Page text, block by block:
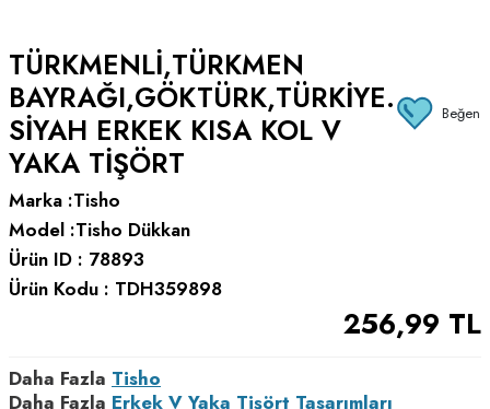
TÜRKMENLI,TÜRKMEN
BAYRAĞI,GÖKTÜRK,TÜRKIYE.
SIYAH ERKEK KISA KOL V
YAKA TIŞÖRT
Beğen
Marka :Tisho
Model :Tisho Dükkan
Ürün ID : 78893
Ürün Kodu : TDH359898
256,99 TL
Daha Fazla Tisho
Daha Fazla Erkek V Yaka Tişört Tasarımları